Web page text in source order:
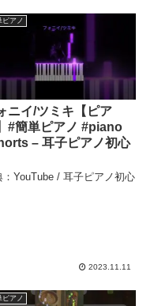
ピアノ
ニイ/ツミキ【ピア
#簡単ピアノ #piano
– 耳子ピアノ初心
：YouTube / 耳子ピアノ初心
2023.11.11
ピアノ